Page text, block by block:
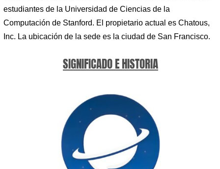
estudiantes de la Universidad de Ciencias de la
Computación de Stanford. El propietario actual es Chatous,
Inc. La ubicación de la sede es la ciudad de San Francisco.
SIGNIFICADO E HISTORIA